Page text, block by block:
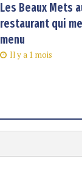
Les Beaux Mets
restaurant qui
menu
Il y a 1 mois